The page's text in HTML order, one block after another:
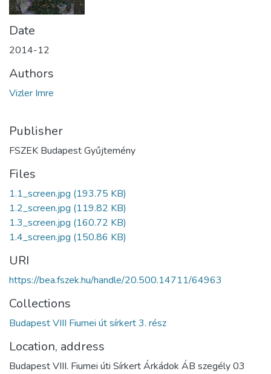
Date
2014-12
Authors
Vizler Imre
Publisher
FSZEK Budapest Gyűjtemény
Files
1.1_screen.jpg (193.75 KB)
1.2_screen.jpg (119.82 KB)
1.3_screen.jpg (160.72 KB)
1.4_screen.jpg (150.86 KB)
URI
https://bea.fszek.hu/handle/20.500.14711/64963
Collections
Budapest VIII Fiumei út sírkert 3. rész
Location, address
Budapest VIII. Fiumei úti Sírkert Árkádok ÁB szegély 03